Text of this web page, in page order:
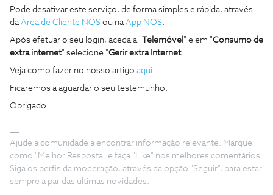
Pode desativar este serviço, de forma simples e rápida, através
daÁrea de Cliente NOS ou naApp NOS.
Após efetuar o seu login, aceda a " Telemóvel " e em "Consumo de
extra internet" selecione "Gerir extra Internet".
Veja como fazer no nosso artigo aqui.
Ficaremos a aguardar o seu testemunho.
Obrigado
Ajude a comunidade a encontrar informação relevante. Marque
como "Melhor Resposta" e faça "Like" nos melhores comentários.
Siga os perfis da moderação, através da opção "Seguir", para estar
sempre a par das ultimas novidades.